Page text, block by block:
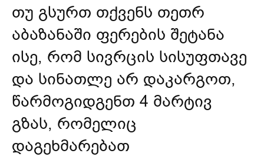
თუ გსურთ თქვენს თეთრ
აბაზანაში ფერების შეტანა
ისე, რომ სივრცის სისუფთავე
და სინათლე არ დაკარგოთ,
წარმოგიდგენთ 4 მარტივ
გზას, რომელიც
დაგეხმარებათ